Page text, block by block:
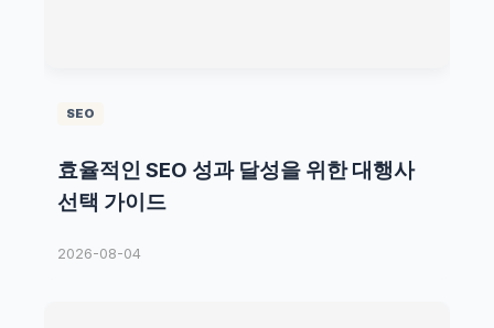
SEO
효율적인 SEO 성과 달성을 위한 대행사
선택 가이드
2026-08-04